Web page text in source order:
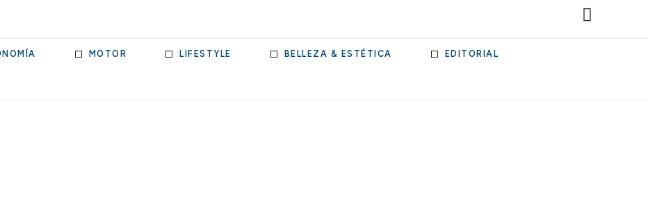
MOTOR LIFESTYLE BELLEZA & ESTÉTICA EDITORIAL